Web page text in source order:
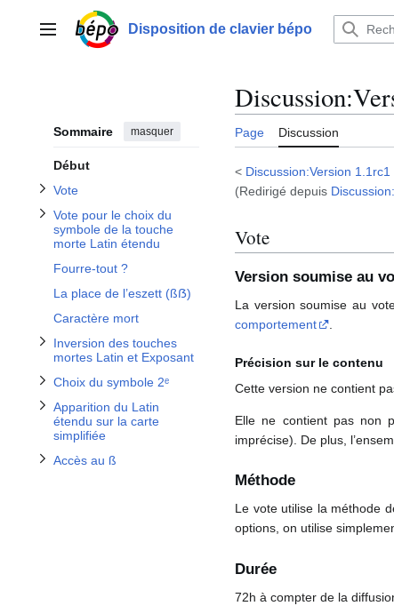
contenuMenu principalDisposition de clavier bépo
Sommaire masquer
Début
Vote
Afficher / masquer la sous-section Vote
Vote pour le choix du
symbole de la touche
morte Latin étendu
Fourre-tout ?
La place de l’eszett (ßẞ)
Caractère mort
Inversion des touches
mortes Latin et Exposant
Afficher / masquer la sous-section Inversion des touches mortes Latin et Exposant
Choix du symbole 2ᵉ
Afficher / masquer la sous-section Choix du symbole 2ᵉ
Apparition du Latin
étendu sur la carte
simplifiée
Afficher / masquer la sous-section Apparition du Latin étendu sur la carte simplifiée
Accès au ß
Afficher / masquer la sous-section Accès au ß
Discussion:
Page Discussion
< Discussion:Version 1.1rc1
(Redirigé depuis
Vote
Version soumise au
La version soumise au
comportement
Précision sur le contenu
Cette version ne contient
Elle ne contient pas non
imprécise). De plus,
Méthode
Le vote utilise la méthode
options, on utilise
Durée
72h à compter de la